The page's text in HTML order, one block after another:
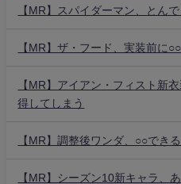
【MR】スパイダーマン、とん
【MR】ザ・フード、実装前に
【MR】アイアン・フィスト新
得してしまう
【MR】調整後ワンダ、○○でき
【MR】シーズン10新キャラ、